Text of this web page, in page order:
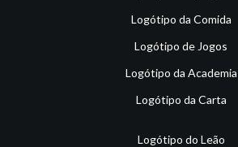
Logótipo da Comida
Logótipo de Jogos
Logótipo da Academia
Logótipo da Carta
Logótipo do Leão